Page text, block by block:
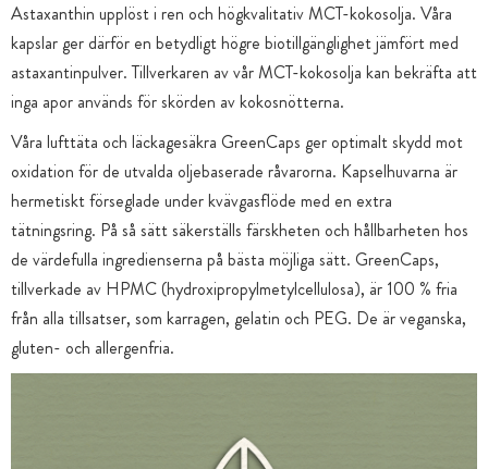
Astaxanthin upplöst i ren och högkvalitativ MCT-kokosolja. Våra
kapslar ger därför en betydligt högre biotillgänglighet jämfört med
astaxantinpulver. Tillverkaren av vår MCT-kokosolja kan bekräfta att
inga apor används för skörden av kokosnötterna.
Våra lufttäta och läckagesäkra GreenCaps ger optimalt skydd mot
oxidation för de utvalda oljebaserade råvarorna. Kapselhuvarna är
hermetiskt förseglade under kvävgasflöde med en extra
tätningsring. På så sätt säkerställs färskheten och hållbarheten hos
de värdefulla ingredienserna på bästa möjliga sätt. GreenCaps,
tillverkade av HPMC (hydroxipropylmetylcellulosa), är 100 % fria
från alla tillsatser, som karragen, gelatin och PEG. De är veganska,
gluten- och allergenfria.